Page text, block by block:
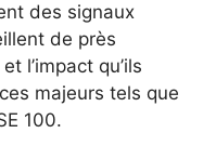
des signaux
de près
l’impact qu’ils
majeurs tels que
100.